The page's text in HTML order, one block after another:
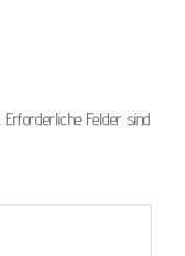
Erforderliche Felder sind